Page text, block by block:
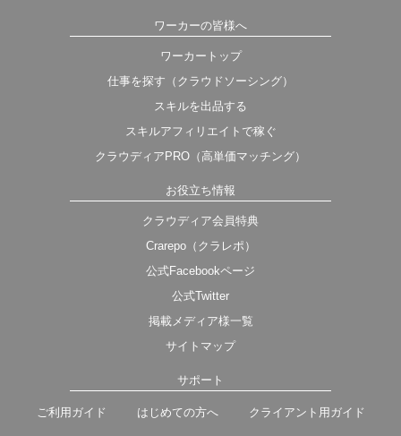
ワーカーの皆様へ
ワーカートップ
仕事を探す（クラウドソーシング）
スキルを出品する
スキルアフィリエイトで稼ぐ
クラウディアPRO（高単価マッチング）
お役立ち情報
クラウディア会員特典
Crarepo（クラレポ）
公式Facebookページ
公式Twitter
掲載メディア様一覧
サイトマップ
サポート
ご利用ガイド はじめての方へ クライアント用ガイド